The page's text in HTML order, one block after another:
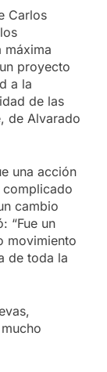
Carlos
máxima
proyecto
a la
de las
de Alvarado
una acción
complicado
cambio
“Fue un
movimiento
de toda la